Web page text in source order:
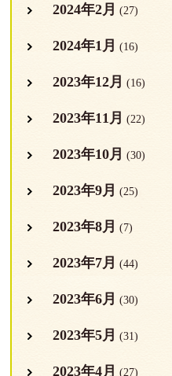
2024年2月 (27)
2024年1月 (16)
2023年12月 (16)
2023年11月 (22)
2023年10月 (30)
2023年9月 (25)
2023年8月 (7)
2023年7月 (44)
2023年6月 (30)
2023年5月 (31)
2023年4月 (27)